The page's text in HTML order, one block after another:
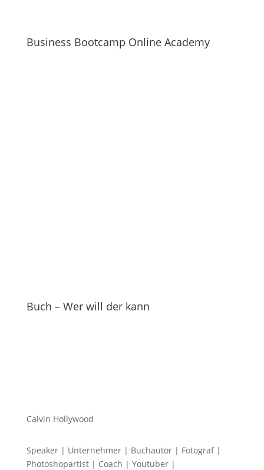
Business Bootcamp Online Academy
Buch – Wer will der kann
Calvin Hollywood
Speaker | Unternehmer | Buchautor | Fotograf |
Photoshopartist | Coach | Youtuber |